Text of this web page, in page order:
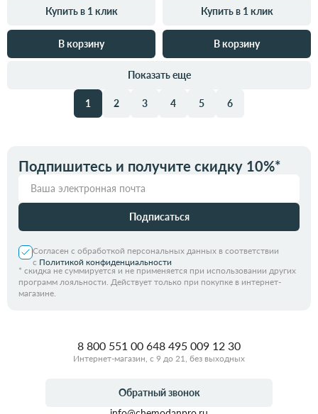
Купить в 1 клик
В корзину
Купить в 1 клик
В корзину
Показать еще
1 2 3 4 5 6
Подпишитесь и получите скидку 10%*
Подписаться
Согласен с обработкой персональных данных в соответствии
с Политикой конфиденциальности
* скидка не суммируется и не применяется при использовании других
программ лояльности. Действует только при покупке в интернет-
магазине.
8 800 551 00 648 495 009 12 30
Интернет-магазин, с 9 до 21, без выходных
Обратный звонок